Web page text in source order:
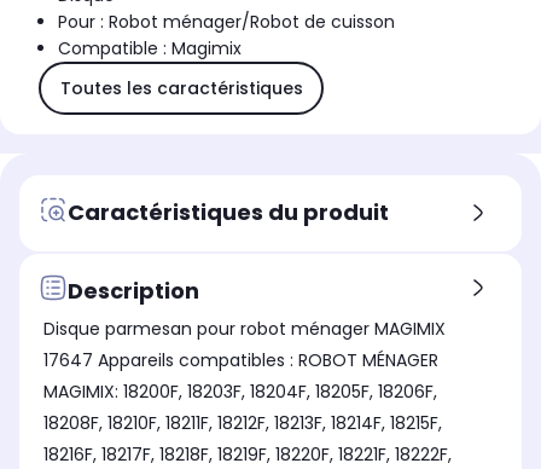
Pour : Robot ménager/Robot de cuisson
Compatible : Magimix
Toutes les caractéristiques
Caractéristiques du produit
Description
Disque parmesan pour robot ménager MAGIMIX
17647 Appareils compatibles : ROBOT MÉNAGER
MAGIMIX: 18200F, 18203F, 18204F, 18205F, 18206F,
18208F, 18210F, 18211F, 18212F, 18213F, 18214F, 18215F,
18216F, 18217F, 18218F, 18219F, 18220F, 18221F, 18222F,